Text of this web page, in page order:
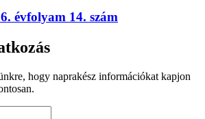
évfolyam 14. szám
hogy naprakész információkat kapjon